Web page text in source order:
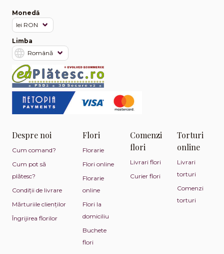
Monedă
Limba
Despre noi
Cum comand?
Cum pot să
plătesc?
Condiții de livrare
Mărturiile clienților
Îngrijirea florilor
Flori
Florarie
Flori online
Florarie
online
Flori la
domiciliu
Buchete
flori
Comenzi
flori
Livrari flori
Curier flori
Torturi
online
Livrari
torturi
Comenzi
torturi